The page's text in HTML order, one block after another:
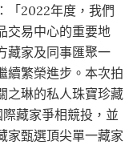
「2022年度，我們
交易中心的重要地
藏家及同事匯聚一
續繁榮進步。本次拍
之琳的私人珠寶珍藏
藏家爭相競投，並
家甄選頂尖單一藏家